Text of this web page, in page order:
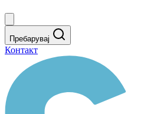
Пребарувај
Контакт